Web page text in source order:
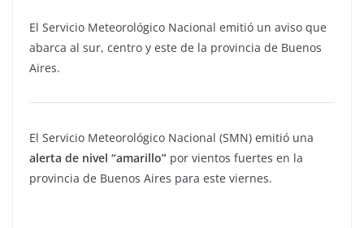
El Servicio Meteorológico Nacional emitió un aviso que
abarca al sur, centro y este de la provincia de Buenos
Aires.
El Servicio Meteorológico Nacional (SMN) emitió una
alerta de nivel “amarillo” por vientos fuertes en la
provincia de Buenos Aires para este viernes.